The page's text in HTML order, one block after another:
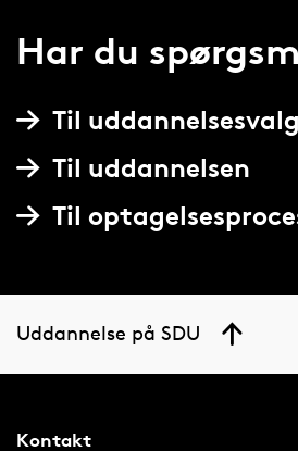
Har du
Til uddannelsesvalg
Til uddannelsen
Til
Uddannelse på SDU
Kontakt